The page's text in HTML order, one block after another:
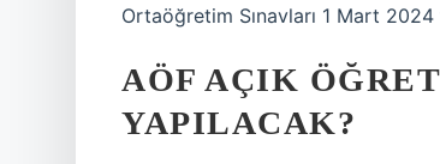
Ortaöğretim Sınavları 1 Mart
AÖF AÇIK
YAPILACAK?